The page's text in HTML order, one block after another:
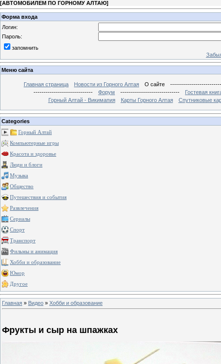
[АВТОМОБИЛЕМ ПО ГОРНОМУ АЛТАЮ]
Форма входа
Логин:
Пароль:
запомнить
Меню сайта
Главная страница Новости из Горного Алтая О сайте
------------------------------
Форум ------------------------------
Гостевая
Горный Алтай - Викимапия
Карты Горного Алтая Спутниковые
Categories
Горный Алтай
Компьютерные игры
Красота и здоровье
Люди и блоги
Музыка
Общество
Путешествия и события
Развлечения
Сериалы
Спорт
Транспорт
Фильмы и анимация
Хобби и образование
Юмор
Другое
Главная » Видео » Хобби и образование
Фрукты и сыр на шпажках